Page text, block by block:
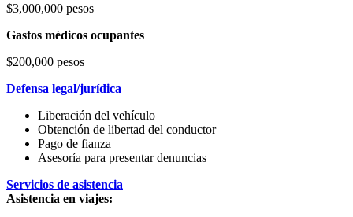
$3,000,000 pesos
Gastos médicos ocupantes
$200,000 pesos
Defensa legal/jurídica
Liberación del vehículo
Obtención de libertad del conductor
Pago de fianza
Asesoría para presentar denuncias
Servicios de asistencia
Asistencia en viajes: